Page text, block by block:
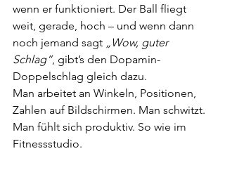
wenn er funktioniert. Der Ball fliegt
weit, gerade, hoch – und wenn dann
noch jemand sagt „Wow, guter
Schlag“, gibt’s den Dopamin-
Doppelschlag gleich dazu.
Man arbeitet an Winkeln, Positionen,
Zahlen auf Bildschirmen. Man schwitzt.
Man fühlt sich produktiv. So wie im
Fitnessstudio.